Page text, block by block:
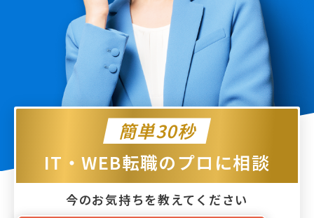
簡単30秒
IT・WEB転職のプロに相談
今のお気持ちを教えてください